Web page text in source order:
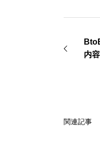
内
関連記事